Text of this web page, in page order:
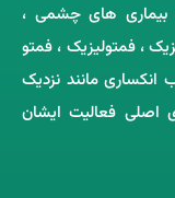
بیماری ‌های چشمی ،
، فمتولیزیک ، فمتو
انکساری مانند نزدیک
اصلی فعالیت ایشان